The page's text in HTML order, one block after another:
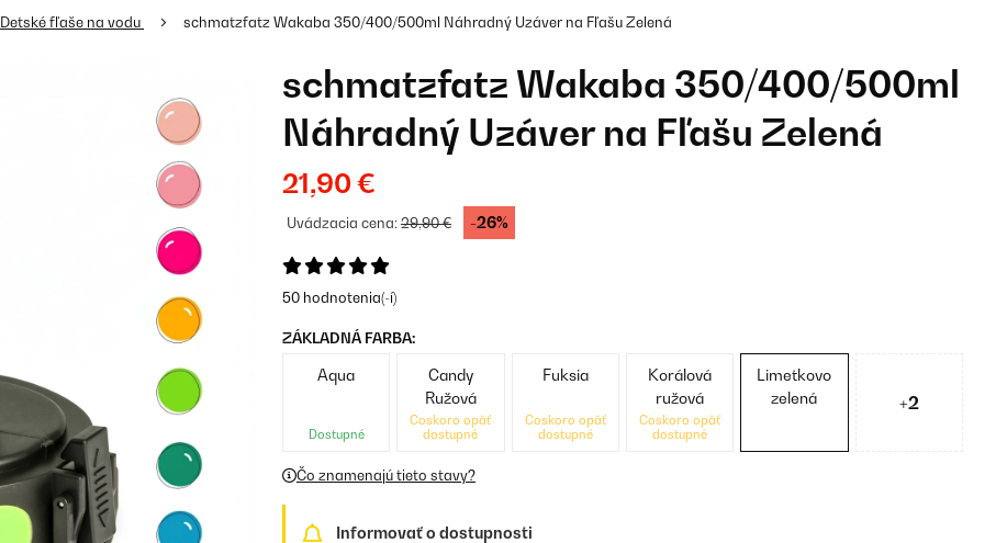
Detské fľaše na vodu schmatzfatz Wakaba 350/400/500ml Náhradný Uzáver na Fľašu Zelená
schmatzfatz Wakaba 350/400/500ml
Náhradný Uzáver na Fľašu Zelená
21,90 €
Uvádzacia cena:29,90 € -26%
50 hodnotenia(-í)
ZÁKLADNÁ FARBA:
Aqua
Dostupné
Candy
Ružová
Čoskoro opäť
dostupné
Fuksia
Čoskoro opäť
dostupné
Korálová
ružová
Čoskoro opäť
dostupné
Limetkovo
zelená
+2
Čo znamenajú tieto stavy?
Informovať o dostupnosti